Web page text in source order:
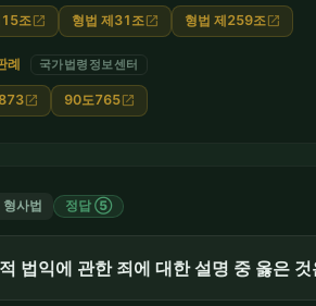
15조open_in_new 형법 제31조 open_in_new 형법 제259조 open_in_new
례 국가법령정보센터
open_in_new 90도765 open_in_new
형사법 정답 ⑤
법익에 관한 죄에 대한 설명 중 옳은